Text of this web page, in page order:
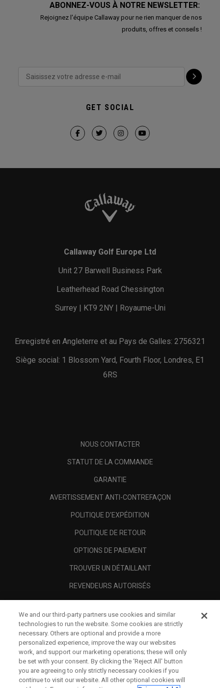
ABONNEZ-VOUS À NOTRE NEWSLETTER:
Rejoignez l'équipe Callaway pour ne rien manquer de nos
produits, offres et conseils !
GET SOCIAL
Callaway Golf Europe Ltd
Unit 27 Barwell Business Park
Leatherhead Road Chessington
Surrey | KT9 2NY | Royaume-Uni
Enregistré en Angleterre et au Pays de Galles: 2756321
Siège social: 1 Blossom Yard, Fourth Floor, Londres, E1
6RS
NOUS CONTACTER
STATUT DE LA COMMANDE
GARANTIE
AVERTISSEMENT ANTI-CONTREFAÇON
POLITIQUE D'EXPÉDITION
POLITIQUE DE RETOUR
OPTIONS DE PAIEMENT
TROUVER UN DÉTAILLANT
REVENDEURS AUTORISÉS
A PROPOS
MENTIONS LÉGALES
We and our third-party partners use cookies and similar
technologies to run the website. Some cookies are strictly
necessary. Others are optional and provide a more
personalized experience, improve the way our websites
work, and support our marketing operations; these will only
be set with your consent. By clicking the ‘Reject All' button
you are agreeing to only strictly necessary cookies if you
continue to visit our website. All other optional cookies will